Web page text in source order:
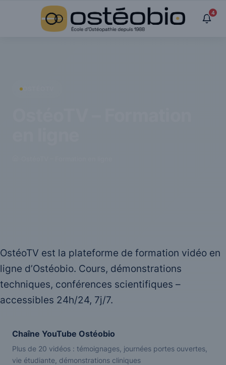
4
OstéoTV est la plateforme de formation vidéo en
ligne d’Ostéobio. Cours, démonstrations
techniques, conférences scientifiques –
accessibles 24h/24, 7j/7.
Chaîne YouTube Ostéobio
Plus de 20 vidéos : témoignages, journées portes ouvertes,
vie étudiante, démonstrations cliniques
Panneau de gestion des cookies